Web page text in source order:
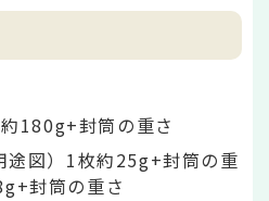
180g+封筒の重さ
図）1枚約25g+封筒の重
封筒の重さ